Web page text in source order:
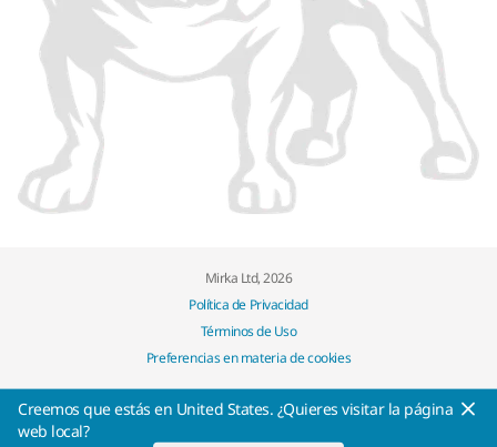
Mirka Ltd, 2026
Política de Privacidad
Términos de Uso
Preferencias en materia de cookies
Creemos que estás en United States. ¿Quieres visitar la página
web local?